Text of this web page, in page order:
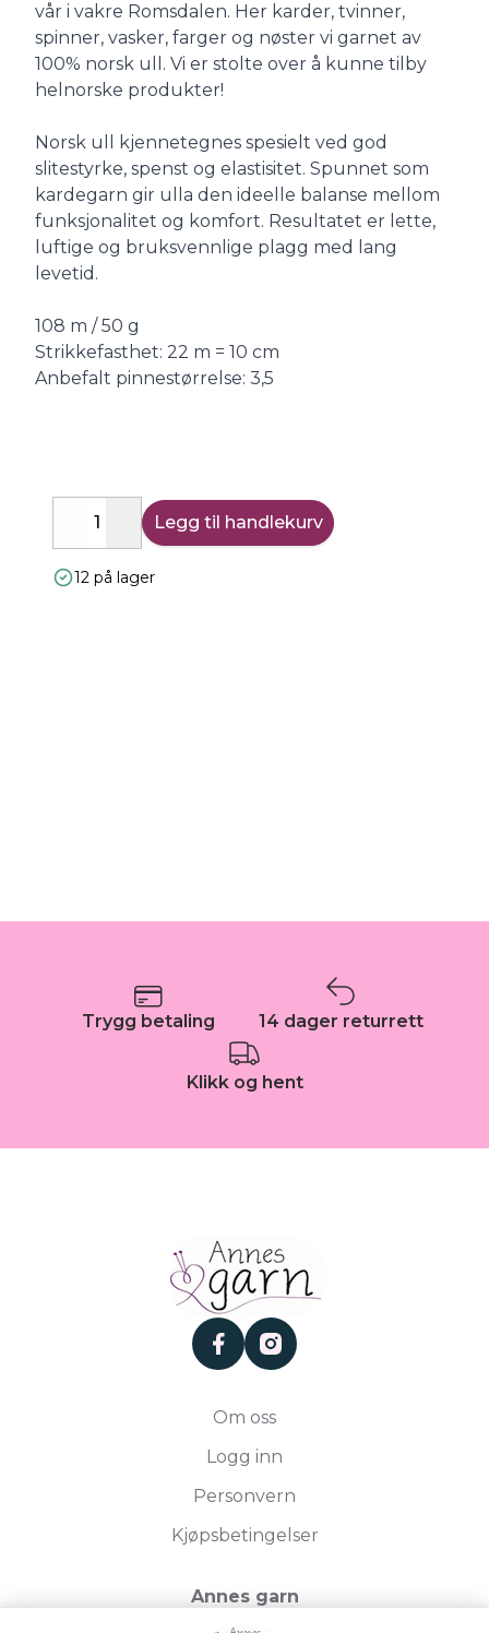
vår i vakre Romsdalen. Her karder, tvinner,
spinner, vasker, farger og nøster vi garnet av
100% norsk ull. Vi er stolte over å kunne tilby
helnorske produkter!
Norsk ull kjennetegnes spesielt ved god
slitestyrke, spenst og elastisitet. Spunnet som
kardegarn gir ulla den ideelle balanse mellom
funksjonalitet og komfort. Resultatet er lette,
luftige og bruksvennlige plagg med lang
levetid.
108 m / 50 g
Strikkefasthet: 22 m = 10 cm
Anbefalt pinnestørrelse: 3,5
DecreaseIncrease
Legg til handlekurv
12 på lager
Trygg betaling 14 dager returrett
Klikk og hent
facebookinstagram
Om oss
Logg inn
Personvern
Kjøpsbetingelser
Annes garn
Storgata 19, 2750 Gran